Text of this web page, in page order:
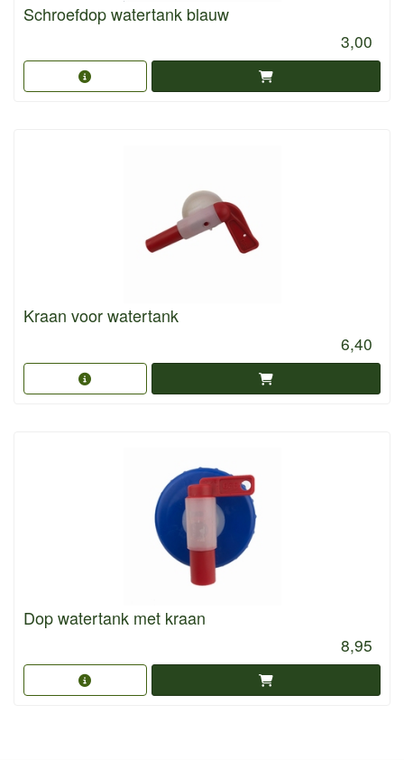
Schroefdop watertank blauw
3,00
Kraan voor watertank
6,40
Dop watertank met kraan
8,95